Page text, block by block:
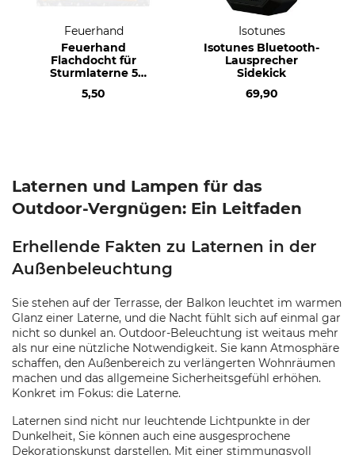
Feuerhand
Feuerhand
Flachdocht für
Sturmlaterne 5
5,50
Isotunes
Isotunes Bluetooth-
Lausprecher
Sidekick
69,90
Laternen und Lampen für das
Outdoor-Vergnügen: Ein Leitfaden
Erhellende Fakten zu Laternen in der
Außenbeleuchtung
Sie stehen auf der Terrasse, der Balkon leuchtet im warmen
Glanz einer Laterne, und die Nacht fühlt sich auf einmal gar
nicht so dunkel an. Outdoor-Beleuchtung ist weitaus mehr
als nur eine nützliche Notwendigkeit. Sie kann Atmosphäre
schaffen, den Außenbereich zu verlängerten Wohnräumen
machen und das allgemeine Sicherheitsgefühl erhöhen.
Konkret im Fokus: die Laterne.
Laternen sind nicht nur leuchtende Lichtpunkte in der
Dunkelheit, Sie können auch eine ausgesprochene
Dekorationskunst darstellen. Mit einer stimmungsvoll